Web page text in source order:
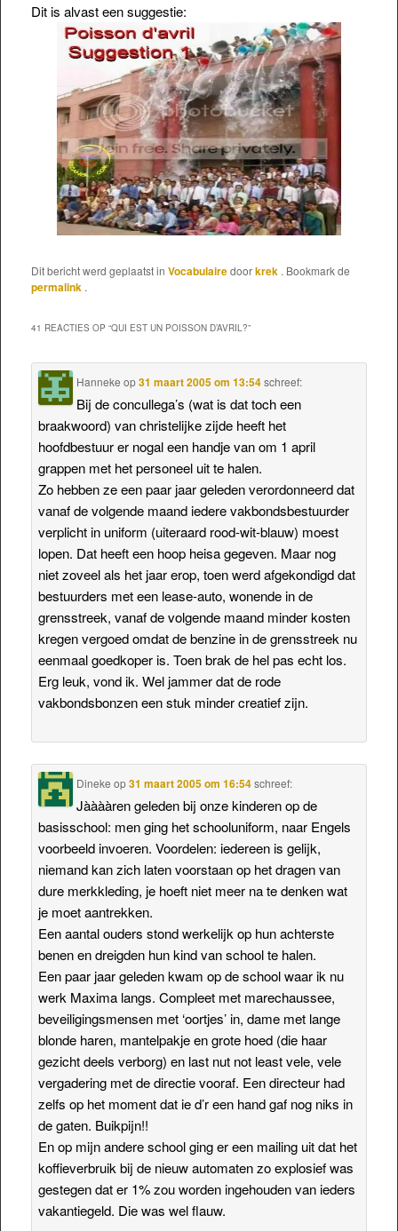
Dit is alvast een suggestie:
Dit bericht werd geplaatst in Vocabulairedoorkrek . Bookmark de
permalink .
41 REACTIES OP “QUI EST UN POISSON D’AVRIL?”
Hanneke op31 maart 2005 om 13:54 schreef:
Bij de concullega’s (wat is dat toch een
braakwoord) van christelijke zijde heeft het
hoofdbestuur er nogal een handje van om 1 april
grappen met het personeel uit te halen.
Zo hebben ze een paar jaar geleden verordonneerd dat
vanaf de volgende maand iedere vakbondsbestuurder
verplicht in uniform (uiteraard rood-wit-blauw) moest
lopen. Dat heeft een hoop heisa gegeven. Maar nog
niet zoveel als het jaar erop, toen werd afgekondigd dat
bestuurders met een lease-auto, wonende in de
grensstreek, vanaf de volgende maand minder kosten
kregen vergoed omdat de benzine in de grensstreek nu
eenmaal goedkoper is. Toen brak de hel pas echt los.
Erg leuk, vond ik. Wel jammer dat de rode
vakbondsbonzen een stuk minder creatief zijn.
Dineke op31 maart 2005 om 16:54 schreef:
Jààààren geleden bij onze kinderen op de
basisschool: men ging het schooluniform, naar Engels
voorbeeld invoeren. Voordelen: iedereen is gelijk,
niemand kan zich laten voorstaan op het dragen van
dure merkkleding, je hoeft niet meer na te denken wat
je moet aantrekken.
Een aantal ouders stond werkelijk op hun achterste
benen en dreigden hun kind van school te halen.
Een paar jaar geleden kwam op de school waar ik nu
werk Maxima langs. Compleet met marechaussee,
beveiligingsmensen met ‘oortjes’ in, dame met lange
blonde haren, mantelpakje en grote hoed (die haar
gezicht deels verborg) en last nut not least vele, vele
vergadering met de directie vooraf. Een directeur had
zelfs op het moment dat ie d’r een hand gaf nog niks in
de gaten. Buikpijn!!
En op mijn andere school ging er een mailing uit dat het
koffieverbruik bij de nieuw automaten zo explosief was
gestegen dat er 1% zou worden ingehouden van ieders
vakantiegeld. Die was wel flauw.